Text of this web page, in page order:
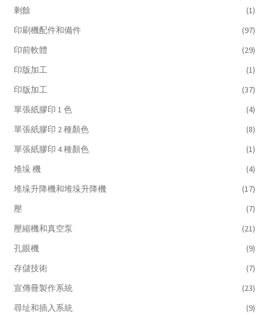
剩餘
(1)
印刷機配件和備件
(97)
印前軟體
(29)
印版加工
(1)
印版加工
(37)
單張紙膠印 1 色
(4)
單張紙膠印 2 種顏色
(8)
單張紙膠印 4 種顏色
(1)
堆垛 機
(4)
堆垛升降機和堆垛升降機
(17)
壓
(7)
壓縮機和真空泵
(21)
孔眼機
(9)
存儲技術
(7)
宣傳冊製作系統
(23)
尋址和插入系統
(9)